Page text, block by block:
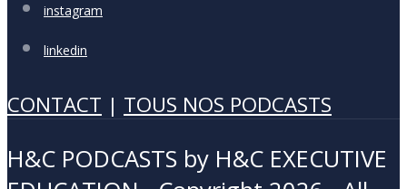
instagram
linkedin
CONTACT | TOUS NOS PODCASTS
H&C PODCASTS by H&C EXECUTIVE